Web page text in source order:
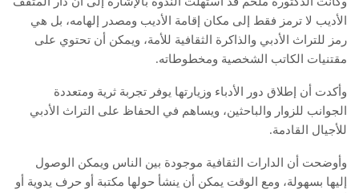
الأديب لا ترمز فقط إلى مكان إقامة الأديب ومصدر إلهامه، بل هي
رمز للتراث الأدبي والذاكرة الثقافية للأمة، ويمكن أن تحتوي على
مقتنيات الكاتب الشخصية ومخطوطاته.
وأكدت أن إطلاق دور الأدباء وزيارتها يوفر تجربة ثرية ومتعددة
الجوانب للزوار والباحثين، ويساهم في الحفاظ على التراث الأدبي
للأجيال القادمة.
وأوضحت أن الدارات الثقافية موجودة بين الناس ويمكن الوصول
إليها بسهولة، ومع الوقت يمكن أن ينشأ حولها مكتبة أو حرف يدوية أو